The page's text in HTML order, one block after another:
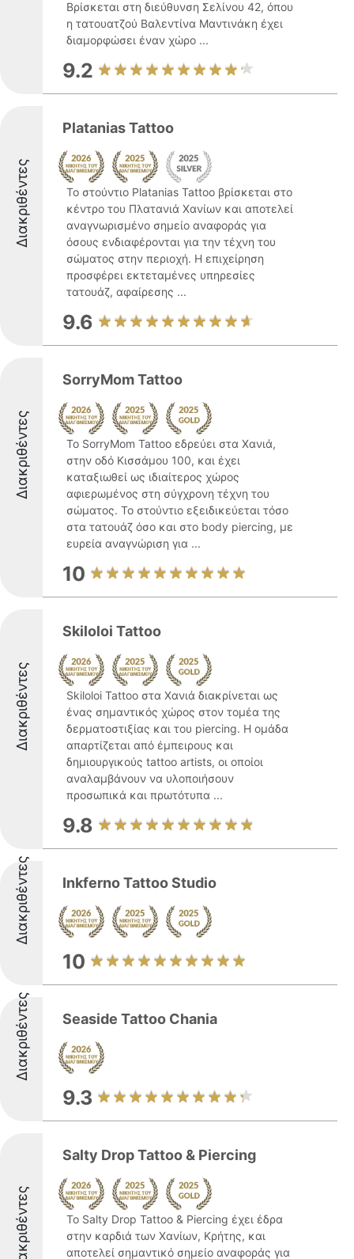
Βρίσκεται στη διεύθυνση Σελίνου 42, όπου
η τατουατζού Βαλεντίνα Μαντινάκη έχει
διαμορφώσει έναν χώρο ...
9.2
Διακριθέντες
Platanias Tattoo
Το στούντιο Platanias Tattoo βρίσκεται στο
κέντρο του Πλατανιά Χανίων και αποτελεί
αναγνωρισμένο σημείο αναφοράς για
όσους ενδιαφέρονται για την τέχνη του
σώματος στην περιοχή. Η επιχείρηση
προσφέρει εκτεταμένες υπηρεσίες
τατουάζ, αφαίρεσης ...
9.6
Διακριθέντες
SorryMom Tattoo
Το SorryMom Tattoo εδρεύει στα Χανιά,
στην οδό Κισσάμου 100, και έχει
καταξιωθεί ως ιδιαίτερος χώρος
αφιερωμένος στη σύγχρονη τέχνη του
σώματος. Το στούντιο εξειδικεύεται τόσο
στα τατουάζ όσο και στο body piercing, με
ευρεία αναγνώριση για ...
10
Διακριθέντες
Skiloloi Tattoo
Skiloloi Tattoo στα Χανιά διακρίνεται ως
ένας σημαντικός χώρος στον τομέα της
δερματοστιξίας και του piercing. Η ομάδα
απαρτίζεται από έμπειρους και
δημιουργικούς tattoo artists, οι οποίοι
αναλαμβάνουν να υλοποιήσουν
προσωπικά και πρωτότυπα ...
9.8
Διακριθέντες Inkferno Tattoo Studio
10
Διακριθέντες Seaside Tattoo Chania
9.3
Διακριθέντες
Salty Drop Tattoo & Piercing
Το Salty Drop Tattoo & Piercing έχει έδρα
στην καρδιά των Χανίων, Κρήτης, και
αποτελεί σημαντικό σημείο αναφοράς για